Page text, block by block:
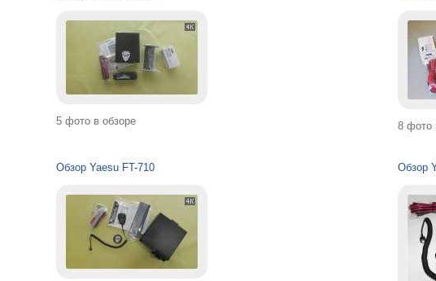
5 фото в обзоре 8 фото
Обзор Yaesu FT-710 Обзор